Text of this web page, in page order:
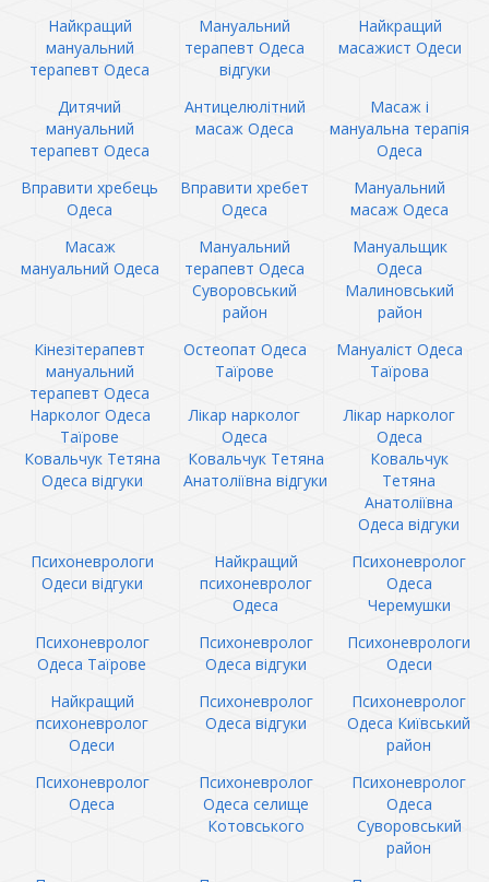
Найкращий
мануальний
терапевт Одеса
Мануальний
терапевт Одеса
відгуки
Найкращий
масажист Одеси
Дитячий
мануальний
терапевт Одеса
Антицелюлітний
масаж Одеса
Масаж і
мануальна терапія
Одеса
Вправити хребець
Одеса
Вправити хребет
Одеса
Мануальний
масаж Одеса
Масаж
мануальний Одеса
Мануальний
терапевт Одеса
Суворовський
район
Мануальщик
Одеса
Малиновський
район
Кінезітерапевт
мануальний
терапевт Одеса
Остеопат Одеса
Таїрове
Мануаліст Одеса
Таїрова
Нарколог Одеса
Таїрове
Лікар нарколог
Одеса
Лікар нарколог
Одеса
Ковальчук Тетяна
Одеса відгуки
Ковальчук Тетяна
Анатоліївна відгуки
Ковальчук
Тетяна
Анатоліївна
Одеса відгуки
Психоневрологи
Одеси відгуки
Найкращий
психоневролог
Одеса
Психоневролог
Одеса
Черемушки
Психоневролог
Одеса Таїрове
Психоневролог
Одеса відгуки
Психоневрологи
Одеси
Найкращий
психоневролог
Одеси
Психоневролог
Одеса відгуки
Психоневролог
Одеса Київський
район
Психоневролог
Одеса
Психоневролог
Одеса селище
Котовського
Психоневролог
Одеса
Суворовський
район